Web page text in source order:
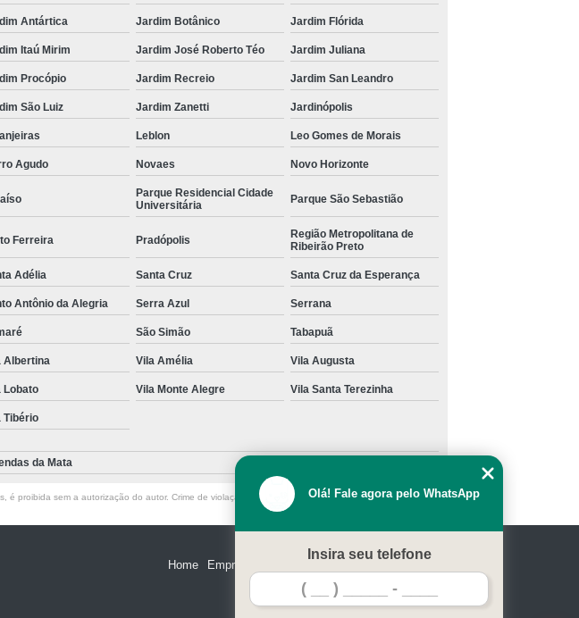
Antártica Jardim Botânico Jardim Flórida
Itaú Mirim Jardim José Roberto Téo Jardim Juliana
Procópio Jardim Recreio Jardim San Leandro
São Luiz Jardim Zanetti Jardinópolis
Leblon Leo Gomes de Morais
Agudo Novaes Novo Horizonte
Parque Residencial Cidade
Universitária
Parque São Sebastião
Ferreira Pradópolis
Região Metropolitana de
Ribeirão Preto
Adélia Santa Cruz Santa Cruz da Esperança
Antônio da Alegria Serra Azul Serrana
São Simão Tabapuã
Albertina Vila Amélia Vila Augusta
Lobato Vila Monte Alegre Vila Santa Terezinha
Tibério
da Mata
proibida sem a autorização do autor. Crime de violação de direito autoral – artigo 184 do Código Penal
Home Empresa
Olá! Fale agora pelo WhatsApp
Insira seu telefone